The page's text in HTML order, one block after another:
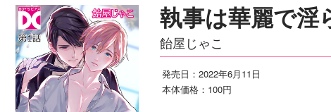
執事は華麗で淫
飴屋じゃこ
発売日：2022年6月11日
本体価格：100円